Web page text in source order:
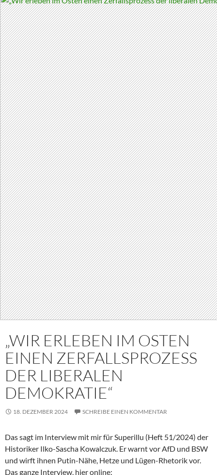
„WIR ERLEBEN IM OSTEN
EINEN ZERFALLSPROZESS
DER LIBERALEN
DEMOKRATIE“
18. DEZEMBER 2024 SCHREIBE EINEN KOMMENTAR
Das sagt im Interview mit mir für Superillu (Heft 51/2024) der
Historiker Ilko-Sascha Kowalczuk. Er warnt vor AfD und BSW
und wirft ihnen Putin-Nähe, Hetze und Lügen-Rhetorik vor.
Das ganze Interview, hier online: